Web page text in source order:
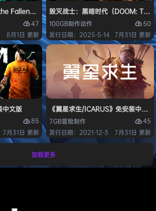
Fallen）免安装中文版
47
8月1日 更新
毁灭战士：黑暗时代（DOOM: The
100GB制作动作
50
发行日期：2025-5-14
7月31日 更新
中文版
85
7月31日 更新
《翼星求生/ICARUS》免安装中文版
7GB冒险制作
45
发行日期：2021-12-3
7月31日 更新
加载更多